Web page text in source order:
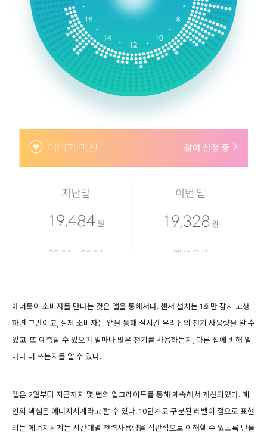
에너톡이 소비자를 만나는 것은 앱을 통해서다. 센서 설치는 1회만 잠시 고생
하면 그만이고, 실제 소비자는 앱을 통해 실시간 우리집의 전기 사용량을 알 수
있고, 또 예측할 수 있으며 얼마나 많은 전기를 사용하는지, 다른 집에 비해 얼
마나 더 쓰는지를 알 수 있다.
앱은 2월부터 지금까지 몇 번의 업그레이드를 통해 계속해서 개선되었다. 메
인의 핵심은 에너지시계라고 할 수 있다. 10단계로 구분된 레벨이 점으로 표현
되는 에너지시계는 시간대별 전력사용량을 직관적으로 이해할 수 있도록 만들